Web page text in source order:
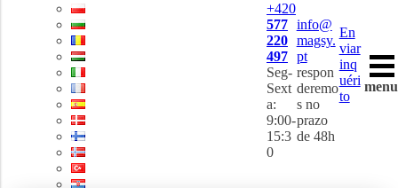
+420
577
220
497
Seg-
Sext
a:
9:00-
15:3
0
info@
magsy.
pt
respon
deremo
s no
prazo
de 48h
En
viar
inq
uéri
to
menu